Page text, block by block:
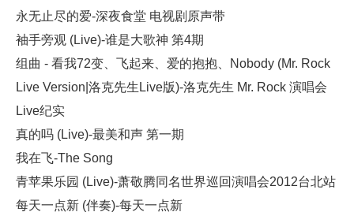
永无止尽的爱-深夜食堂 电视剧原声带
袖手旁观 (Live)-谁是大歌神 第4期
组曲 - 看我72变、飞起来、爱的抱抱、Nobody (Mr. Rock
Live Version|洛克先生Live版)-洛克先生 Mr. Rock 演唱会
Live纪实
真的吗 (Live)-最美和声 第一期
我在飞-The Song
青苹果乐园 (Live)-萧敬腾同名世界巡回演唱会2012台北站
每天一点新 (伴奏)-每天一点新